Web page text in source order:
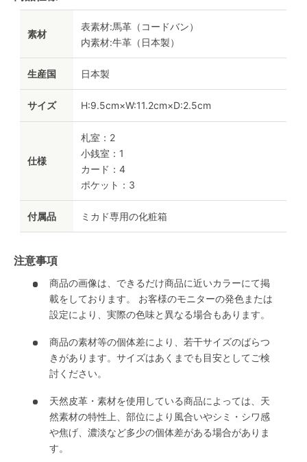
素材
表素材:馬革（コードバン）
内素材:牛革（日本製）
生産国 日本製
サイズ H:9.5cm×W:11.2cm×D:2.5cm
仕様
札室：2
小銭室：1
カード：4
ポケット：3
付属品 ミカド専用の化粧箱
注意事項
商品の画像は、できるだけ商品に近いカラーにて掲
載をしております。 お客様のモニターの発色または
設定により、実際の色味と異なる場合もあります。
商品の素材等の個体差により、若干サイズのばらつ
きがあります。サイズはあくまでも目安としてご検
討ください。
天然皮革・素材を使用している商品によっては、天
然素材の特性上、部位により風合いやシミ・シワ感
や焦げ、濃淡など多少の個体差がある場合がありま
す。